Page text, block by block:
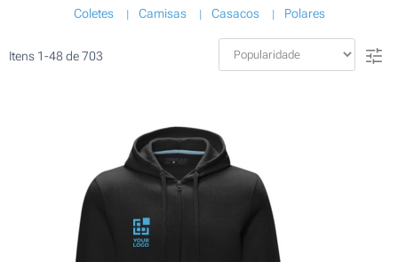
Coletes
Camisas Casacos Polares
Itens 1-48de703